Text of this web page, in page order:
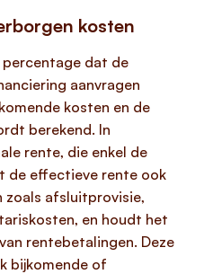
kosten
percentage dat de
aanvragen
kosten en de
berekend. In
rente, die enkel de
de effectieve rente ook
zoals afsluitprovisie,
en houdt het
rentebetalingen. Deze
bijkomende of